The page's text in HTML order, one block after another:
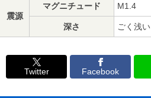
震源
マグニチュード M1.4
深さ ごく浅い
Twitter Facebook